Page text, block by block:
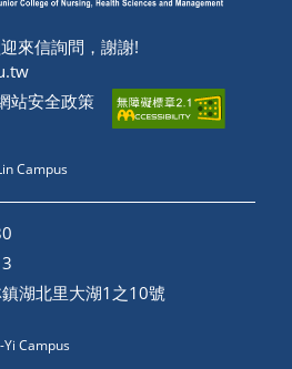
來信詢問，謝謝!
站安全政策
Campus
湖北里大湖1之10號
Yi Campus